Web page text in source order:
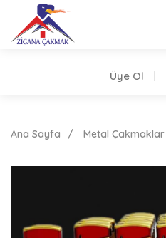
Üye Ol
Ana Sayfa Metal Çakmaklar